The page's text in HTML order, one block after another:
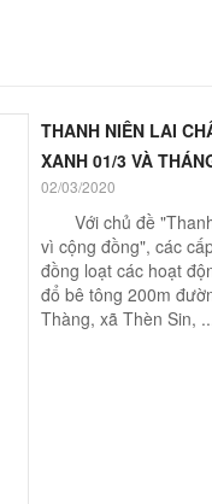
CỦA ĐẢNG
NƯỚC
NHI ĐỒNG
TRỊ
PHÁP LUẬT
PHẢN ÁNH, KIẾN NGHỊ
ÁNH , KIẾN NGHỊ
THANH NIÊN LAI
XANH 01/3 VÀ
02/03/2020
Với chủ đề "Thanh
vì cộng đồng", các
đồng loạt các hoạt
đổ bê tông 200m
Thàng, xã Thèn Sin,